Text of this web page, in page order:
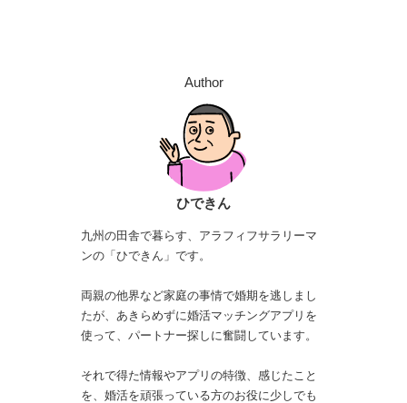
Author
ひできん
九州の田舎で暮らす、アラフィフサラリーマ
ンの「ひできん」です。
両親の他界など家庭の事情で婚期を逃しまし
たが、あきらめずに婚活マッチングアプリを
使って、パートナー探しに奮闘しています。
それで得た情報やアプリの特徴、感じたこと
を、婚活を頑張っている方のお役に少しでも